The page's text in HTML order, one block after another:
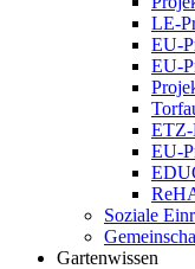
LE-
EU-
EU-
ETZ-
EU-
Soziale
Gartenwissen